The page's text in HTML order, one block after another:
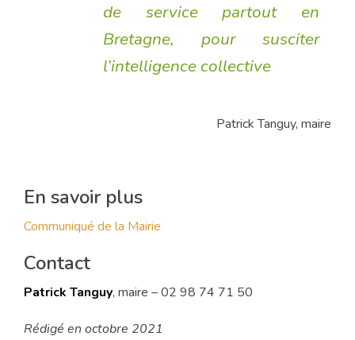
de service partout en
Bretagne, pour susciter
l’intelligence collective
Patrick Tanguy, maire
En savoir plus
Communiqué de la Mairie
Contact
Patrick Tanguy, maire –02 98 74 71 50
Rédigé en octobre 2021